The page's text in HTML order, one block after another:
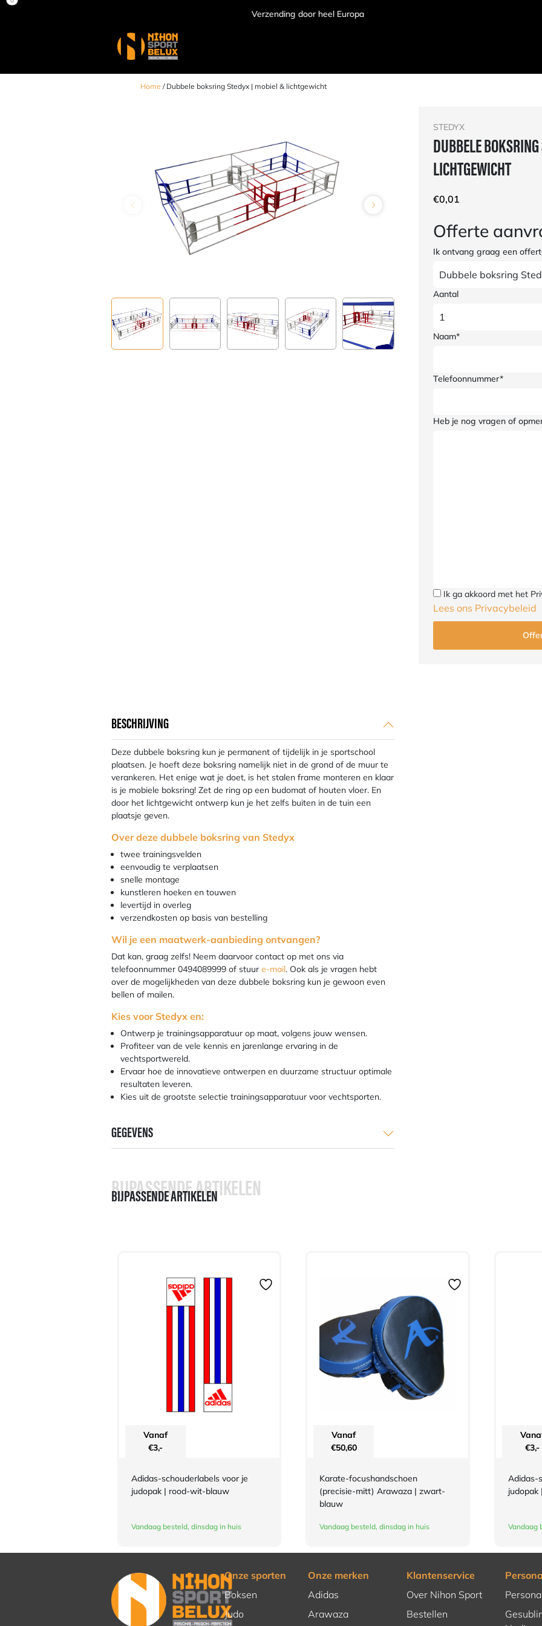
Home / Dubbele boksring Stedyx | mobiel & lichtgewicht
STEDYX
DUBBELE
LICHTGEWICHT
€0,01
Offerte
Ik ontvang graag een
Aantal
Naam*
Telefoonnummer*
Heb je nog vragen of
Ik ga akkoord met het
Lees ons Privacybeleid
BESCHRIJVING
Deze dubbele boksring kun je permanent of tijdelijk in je sportschool
plaatsen. Je hoeft deze boksring namelijk niet in de grond of de muur te
verankeren. Het enige wat je doet, is het stalen frame monteren en klaar
is je mobiele boksring! Zet de ring op een budomat of houten vloer. En
door het lichtgewicht ontwerp kun je het zelfs buiten in de tuin een
plaatsje geven.
Over deze dubbele boksring van Stedyx
twee trainingsvelden
eenvoudig te verplaatsen
snelle montage
kunstleren hoeken en touwen
levertijd in overleg
verzendkosten op basis van bestelling
Wil je een maatwerk-aanbieding ontvangen?
Dat kan, graag zelfs! Neem daarvoor contact op met ons via
telefoonnummer 0494089999 of stuur e-mail. Ook als je vragen hebt
over de mogelijkheden van deze dubbele boksring kun je gewoon even
bellen of mailen.
Kies voor Stedyx en:
Ontwerp je trainingsapparatuur op maat, volgens jouw wensen.
Profiteer van de vele kennis en jarenlange ervaring in de
vechtsportwereld.
Ervaar hoe de innovatieve ontwerpen en duurzame structuur optimale
resultaten leveren.
Kies uit de grootste selectie trainingsapparatuur voor vechtsporten.
GEGEVENS
BIJPASSENDE ARTIKELEN
BIJPASSENDE ARTIKELEN
Vanaf
€3,-
Adidas-schouderlabels voor je
judopak | rood-wit-blauw
Vandaag besteld, dinsdag in huis
Vanaf
€50,60
Karate-focushandschoen
(precisie-mitt) Arawaza | zwart-
blauw
Vandaag besteld, dinsdag in huis
€3,-
Adidas-
judopak
Vandaag
Onze sporten
Boksen
Judo
Onze merken
Adidas
Arawaza
Klantenservice
Over Nihon Sport
Bestellen